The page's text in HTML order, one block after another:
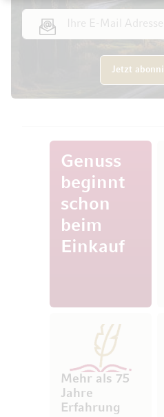
Jetzt
Genuss
beginnt
schon
beim
Einkauf
Mehr als 75
Jahre
Erfahrung